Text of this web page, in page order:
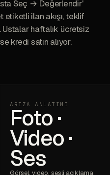
Seç → Değerlendir'
etiketli ilan akışı, teklif
haftalık ücretsiz
kredi satın alıyor.
ARIZA ANLATIMI
Foto ·
Video ·
Ses
Görsel, video, sesli açıklama